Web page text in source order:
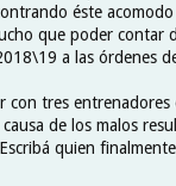
éste
que poder contar
a las órdenes
con tres
causa de los malos
quien